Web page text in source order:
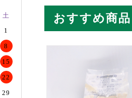
おすすめ商品
土
1
8
15
22
29